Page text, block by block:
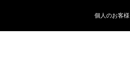
個人のお客様